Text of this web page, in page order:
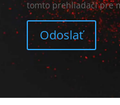
tomto prehliadači pre